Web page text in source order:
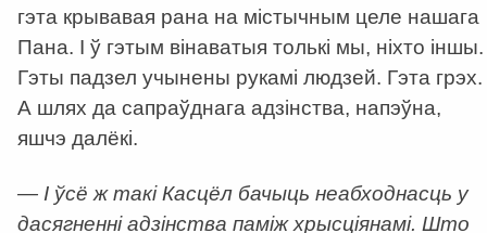
гэта крывавая рана на містычным целе нашага
Пана. І ў гэтым вінаватыя толькі мы, ніхто іншы.
Гэты падзел учынены рукамі людзей. Гэта грэх.
А шлях да сапраўднага адзінства, напэўна,
яшчэ далёкі.
— І ўсё ж такі Касцёл бачыць неабходнасць у
дасягненні адзінства паміж хрысціянамі. Што